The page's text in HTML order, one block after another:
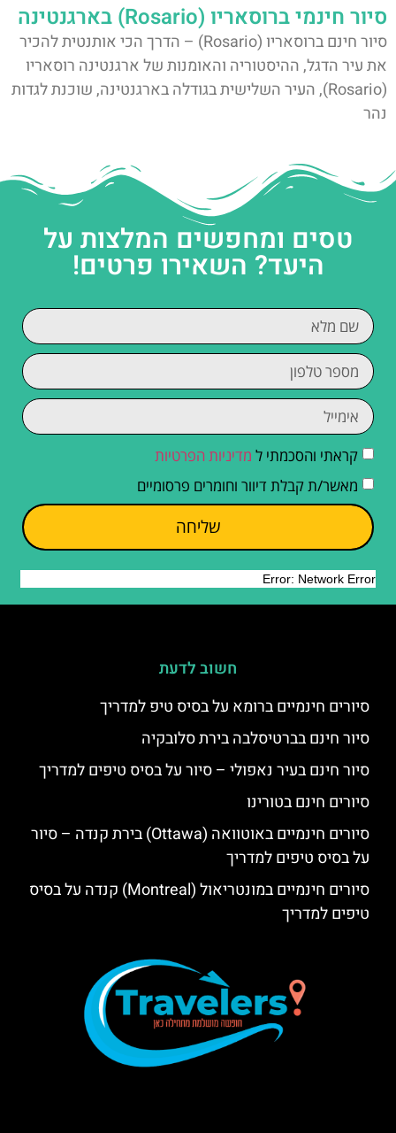
סיור חינמי ברוסאריו (Rosario) בארגנטינה
סיור חינם ברוסאריו (Rosario) – הדרך הכי אותנטית להכיר
את עיר הדגל, ההיסטוריה והאומנות של ארגנטינה רוסאריו
(Rosario), העיר השלישית בגודלה בארגנטינה, שוכנת לגדות
נהר
טסים ומחפשים המלצות על
היעד? השאירו פרטים!
קראתי והסכמתי ל מדיניות הפרטיות
מאשר/ת קבלת דיוור וחומרים פרסומיים
שליחה
חשוב לדעת
סיורים חינמיים ברומא על בסיס טיפ למדריך
סיור חינם בברטיסלבה בירת סלובקיה
סיור חינם בעיר נאפולי – סיור על בסיס טיפים למדריך
סיורים חינם בטורינו
סיורים חינמיים באוטוואה (Ottawa) בירת קנדה – סיור
על בסיס טיפים למדריך
סיורים חינמיים במונטריאול (Montreal) קנדה על בסיס
טיפים למדריך